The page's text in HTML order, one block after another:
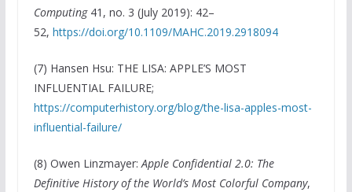
Computing41, no. 3 (July 2019): 42–
52, https://doi.org/10.1109/MAHC.2019.2918094
(7) Hansen Hsu: THE LISA: APPLE’S MOST
INFLUENTIAL FAILURE;
https://computerhistory.org/blog/the-lisa-apples-most-
influential-failure/
(8) Owen Linzmayer:Apple Confidential 2.0: The
Definitive History of the World’s Most Colorful Company,